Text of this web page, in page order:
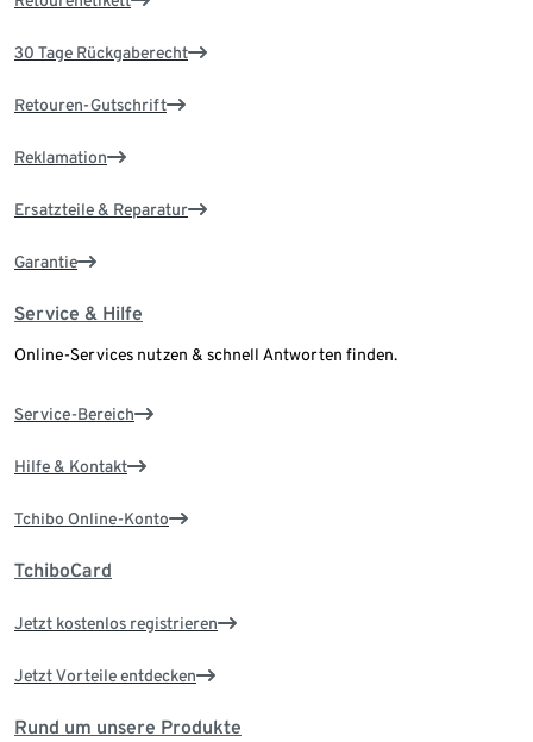
30 Tage Rückgaberecht
Retouren-Gutschrift
Reklamation
Ersatzteile & Reparatur
Garantie
Service & Hilfe
Online-Services nutzen & schnell Antworten finden.
Service-Bereich
Hilfe & Kontakt
Tchibo Online-Konto
TchiboCard
Jetzt kostenlos registrieren
Jetzt Vorteile entdecken
Rund um unsere Produkte